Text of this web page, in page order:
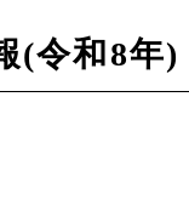
(令和8年)